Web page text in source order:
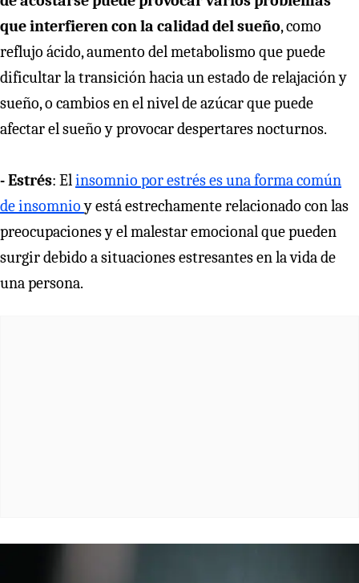
que interfieren con la calidad del sueño, como
reflujo ácido, aumento del metabolismo que puede
dificultar la transición hacia un estado de relajación y
sueño, o cambios en el nivel de azúcar que puede
afectar el sueño y provocar despertares nocturnos.
- Estrés: El insomnio por estrés es una forma común
de insomnioy está estrechamente relacionado con las
preocupaciones y el malestar emocional que pueden
surgir debido a situaciones estresantes en la vida de
una persona.